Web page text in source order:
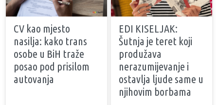
CV kao mjesto
nasilja: kako trans
osobe u BiH traže
posao pod prisilom
autovanja
EDI KISELJAK:
Šutnja je teret koji
produžava
nerazumijevanje i
ostavlja ljude same u
njihovim borbama